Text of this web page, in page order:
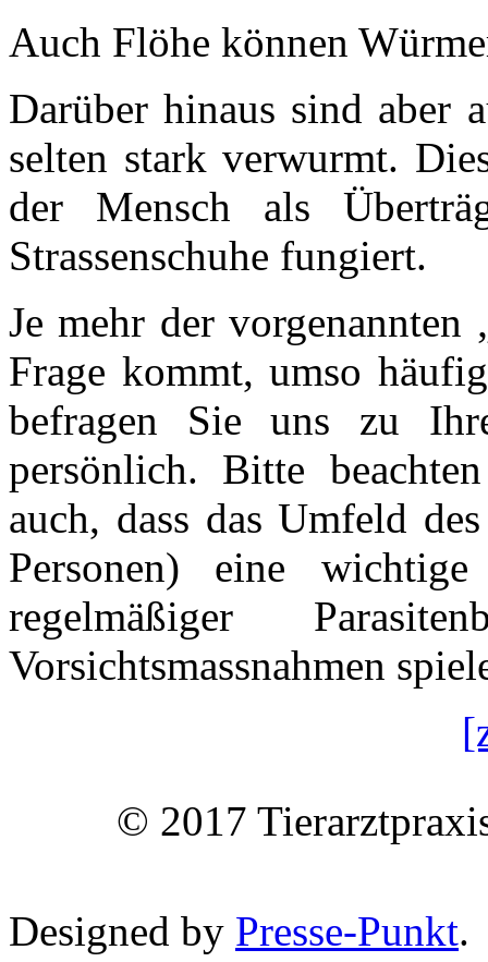
Auch Flöhe können
Darüber hinaus sind aber
selten stark verwurmt.
der Mensch als
Strassenschuhe fungiert.
Je mehr der
Frage kommt, umso
befragen Sie uns zu
persönlich. Bitte
auch, dass das Umfeld
Personen) eine
regelmäßiger
Vorsichtsmassnahmen
© 2017
Designed by Presse-Punkt.